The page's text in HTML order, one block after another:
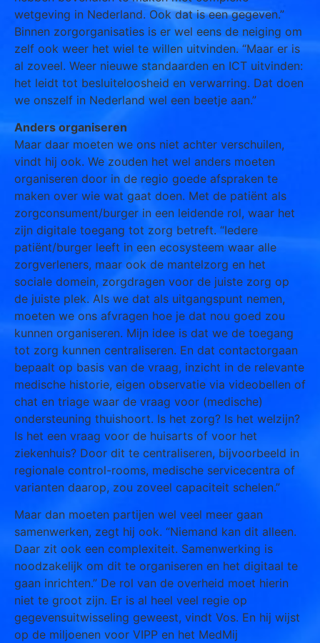
wetgeving in Nederland. Ook dat is een gegeven.”
Binnen zorgorganisaties is er wel eens de neiging om
zelf ook weer het wiel te willen uitvinden. “Maar er is
al zoveel. Weer nieuwe standaarden en ICT uitvinden:
het leidt tot besluiteloosheid en verwarring. Dat doen
we onszelf in Nederland wel een beetje aan.”
Anders organiseren
Maar daar moeten we ons niet achter verschuilen,
vindt hij ook. We zouden het wel anders moeten
organiseren door in de regio goede afspraken te
maken over wie wat gaat doen. Met de patiënt als
zorgconsument/burger in een leidende rol, waar het
zijn digitale toegang tot zorg betreft. “Iedere
patiënt/burger leeft in een ecosysteem waar alle
zorgverleners, maar ook de mantelzorg en het
sociale domein, zorgdragen voor de juiste zorg op
de juiste plek. Als we dat als uitgangspunt nemen,
moeten we ons afvragen hoe je dat nou goed zou
kunnen organiseren. Mijn idee is dat we de toegang
tot zorg kunnen centraliseren. En dat contactorgaan
bepaalt op basis van de vraag, inzicht in de relevante
medische historie, eigen observatie via videobellen of
chat en triage waar de vraag voor (medische)
ondersteuning thuishoort. Is het zorg? Is het welzijn?
Is het een vraag voor de huisarts of voor het
ziekenhuis? Door dit te centraliseren, bijvoorbeeld in
regionale control-rooms, medische servicecentra of
varianten daarop, zou zoveel capaciteit schelen.”
Maar dan moeten partijen wel veel meer gaan
samenwerken, zegt hij ook. “Niemand kan dit alleen.
Daar zit ook een complexiteit. Samenwerking is
noodzakelijk om dit te organiseren en het digitaal te
gaan inrichten.” De rol van de overheid moet hierin
niet te groot zijn. Er is al heel veel regie op
gegevensuitwisseling geweest, vindt Vos. En hij wijst
op de miljoenen voor VIPP en het MedMij